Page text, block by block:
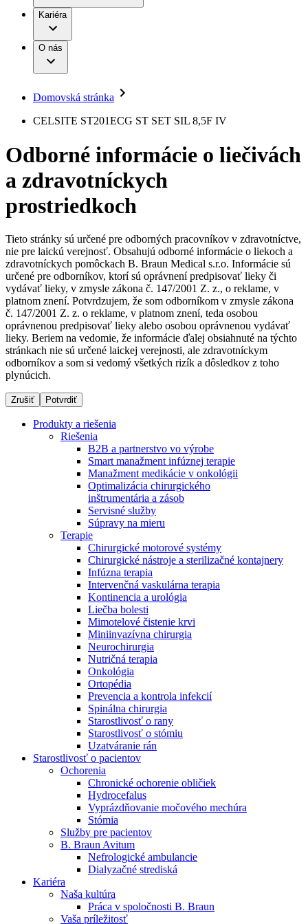
Terapie
Kontinencia a urológia
Liečba bolesti
Miniinvazívna chirurgia
Nutričná terapia
Onkológia
Ortopédia
Prevencia a kontrola infekcií
Spinálna chirurgia
Starostlivosť o rany
Uzatváranie rán
Riešenia
Terapie
Produktový katalóg​
Objavte naše produkty. ​Navštívte produktový katalóg B.
Braun​ s našim kompletným produktovým portfóliom.​
B. Braun Avitum
Ochorenia
Služby pre pacientov
Dialyzačné strediská
B. Braun Avitum poskytuje kvalitnú dialyzačnú starostlivosť
vo všetkých svojich strediskách na Slovensku. Viac
informácií nájdete na stránke jednotlivých stredísk.
Nefrologické ambulancie
V nefrologických ambulanciách prevádzkujeme poradenstvo
a prípravu pacientov k jednotlivým metódam náhrady funkcie
obličiek. Zvoľte si mesto, ktoré potrebujete a navštívte nás.
Práca a kariéra
Naša kultúra
Vaša príležitosť
Nájdite si prácu u nás​
Objavte svoje kariérne príležitosti ​v B. Braun. Vyhľadajte náš
trh práce​ pre zaujímavé pozície na Slovensku.​
Zodpovednosť
Médiá
Tlačové správy
Kontakt
Kontaktný formulár
Spoločnosť
Médiá
Kontakt
Zostaňte v dialógu s B. Braun. Kontaktujte nás.
Kariéra
O nás
Domovská stránka
CELSITE ST201ECG ST SET SIL 8,5F IV
Odborné informácie o liečivách
a zdravotníckych
prostriedkoch
Tieto stránky sú určené pre odborných pracovníkov v zdravotníctve,
nie pre laickú verejnosť. Obsahujú odborné informácie o liekoch a
zdravotníckych pomôckach B. Braun Medical s.r.o. Informácie sú
určené pre odborníkov, ktorí sú oprávnení predpisovať lieky či
vydávať lieky, v zmysle zákona č. 147/2001 Z. z., o reklame, v
platnom znení. Potvrdzujem, že som odborníkom v zmysle zákona
č. 147/2001 Z. z. o reklame, v platnom znení, teda osobou
oprávnenou predpisovať lieky alebo osobou oprávnenou vydávať
lieky. Beriem na vedomie, že informácie ďalej obsiahnuté na týchto
stránkach nie sú určené laickej verejnosti, ale zdravotníckym
odborníkov a som si vedomý všetkých rizík a dôsledkov z toho
plynúcich.
Zrušiť Potvrdiť
Produkty a riešenia
Riešenia
B2B a partnerstvo vo výrobe
Smart manažment infúznej terapie
Manažment medikácie v onkológii
Optimalizácia chirurgického
inštrumentária a zásob
Servisné služby
Súpravy na mieru
Terapie
Chirurgické motorové systémy
Chirurgické nástroje a sterilizačné kontajnery
Infúzna terapia
Intervenčná vaskulárna terapia
Kontinencia a urológia
Liečba bolesti
Mimotelové čistenie krvi
Miniinvazívna chirurgia
Neurochirurgia
Nutričná terapia
Onkológia
Ortopédia
Prevencia a kontrola infekcií
Spinálna chirurgia
Starostlivosť o rany
Starostlivosť o stómiu
Uzatváranie rán
Starostlivosť o pacientov
Ochorenia
Chronické ochorenie obličiek
Hydrocefalus
Vyprázdňovanie močového mechúra
Stómia
Služby pre pacientov
B. Braun Avitum
Nefrologické ambulancie
Dialyzačné strediská
Kariéra
Naša kultúra
Práca v spoločnosti B. Braun
Vaša príležitosť